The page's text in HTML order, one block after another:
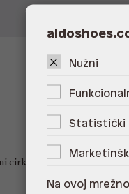
cirkon
Nužni
Statistički
Na ovoj